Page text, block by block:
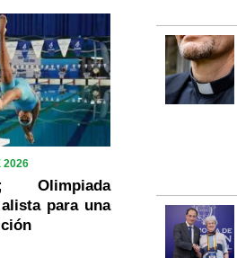
2026
Olimpiada
para una